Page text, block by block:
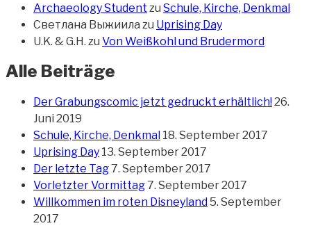
Archaeology Student zu Schule, Kirche, Denkmal
Светлана Выжиила zu Uprising Day
U.K. & G.H. zu Von Weißkohl und Brudermord
Alle Beiträge
Der Grabungscomic jetzt gedruckt erhältlich!26.
Juni 2019
Schule, Kirche, Denkmal 18. September 2017
Uprising Day 13. September 2017
Der letzte Tag7. September 2017
Vorletzter Vormittag7. September 2017
Willkommen im roten Disneyland 5. September
2017